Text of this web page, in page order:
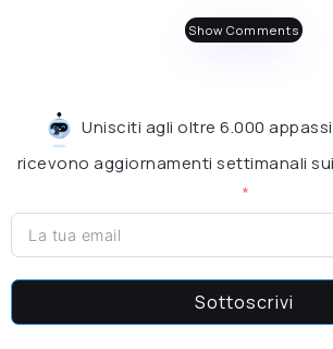
Show Comments
Unisciti agli oltre 6.000
ricevono aggiornamenti settimanali
Sottoscrivi